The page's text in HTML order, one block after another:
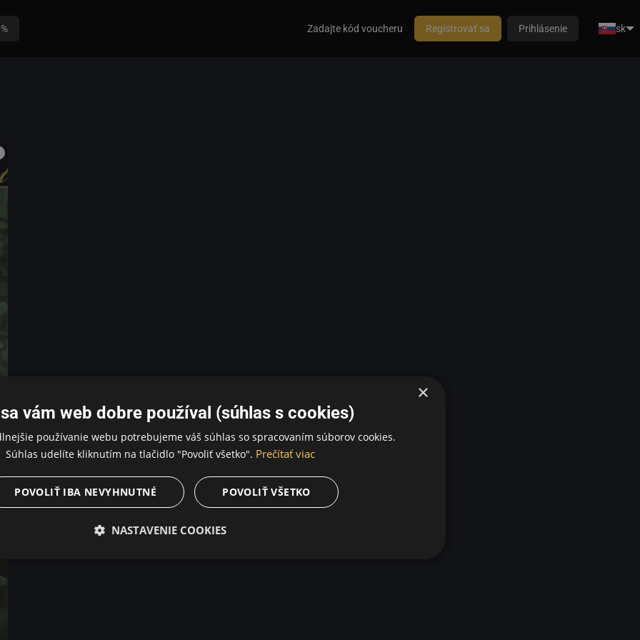
Zadajte kód voucheru Registrovať sa Prihlásenie sk
×
vám web dobre používal (súhlas s cookies)
používanie webu potrebujeme váš súhlas so spracovaním súborov cookies.
Súhlas udelíte kliknutím na tlačidlo "Povoliť všetko". Prečítať viac
POVOLIŤ VŠETKO
POVOLIŤ IBA NEVYHNUTNÉ
NASTAVENIE COOKIES